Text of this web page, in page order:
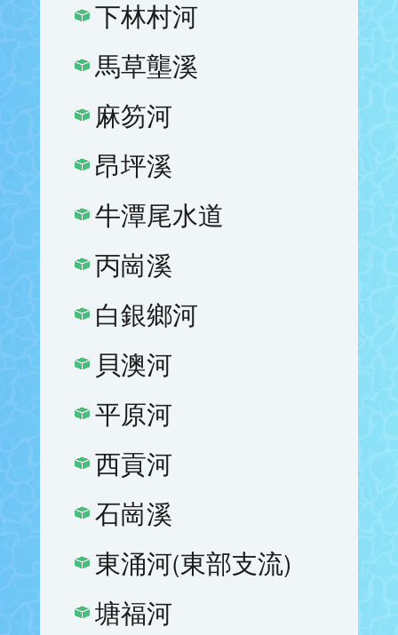
下林村河
馬草壟溪
麻笏河
昂坪溪
牛潭尾水道
丙崗溪
白銀鄉河
貝澳河
平原河
西貢河
石崗溪
東涌河(東部支流)
塘福河